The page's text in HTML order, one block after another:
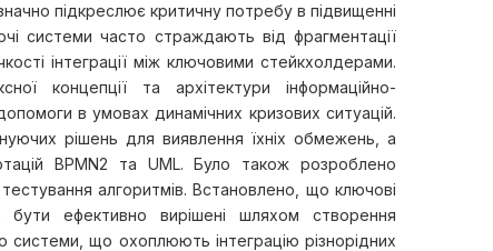
підкреслює критичну потребу в підвищенні
системи часто страждають від фрагментації
інтеграції між ключовими стейкхолдерами.
концепції та архітектури інформаційно-
в умовах динамічних кризових ситуацій.
рішень для виявлення їхніх обмежень, а
BPMN2 та UML. Було також розроблено
алгоритмів. Встановлено, що ключові
бути ефективно вирішені шляхом створення
системи, що охоплюють інтеграцію різнорідних